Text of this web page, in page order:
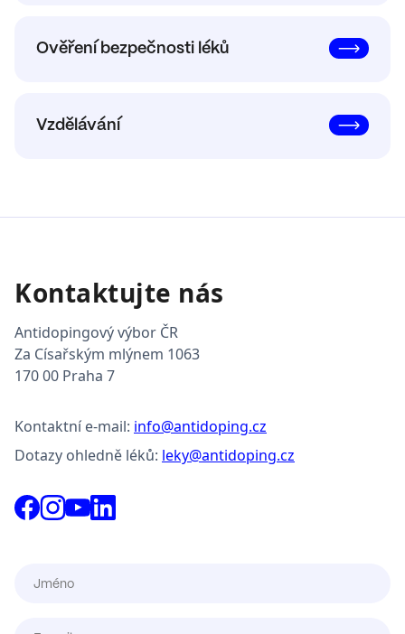
Ověření bezpečnosti léků
Vzdělávání
Kontaktujte nás
Antidopingový výbor ČR
Za Císařským mlýnem 1063
170 00 Praha 7
Kontaktní e-mail: info@antidoping.cz
Dotazy ohledně léků: leky@antidoping.cz